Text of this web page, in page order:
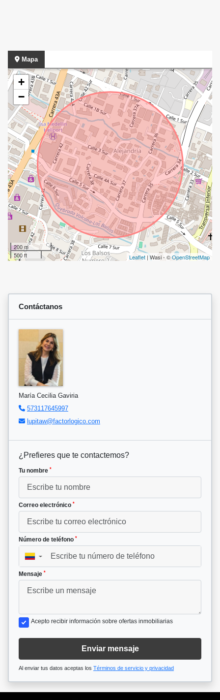
Mapa
+
−
200 m
500 ft
Leaflet | Wasi - ©OpenStreetMap
Contáctanos
María Cecilia Gaviria
573117645997
lupitaw@factorlogico.com
¿Prefieres que te contactemos?
Tu nombre *
Correo electrónico *
Número de teléfono *
▼
Mensaje *
Acepto recibir información sobre ofertas inmobiliarias
Enviar mensaje
Al enviar tus datos aceptas los Términos de servicio y privacidad